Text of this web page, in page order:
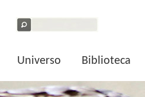
Universo Biblioteca